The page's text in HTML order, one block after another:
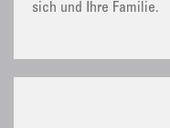
sich und Ihre Familie.